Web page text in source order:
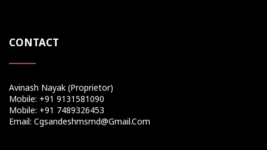
CONTACT
Avinash Nayak (Proprietor)
Mobile: +91 9131581090
Mobile: +91 7489326453
Email: Cgsandeshmsmd@gmail.com